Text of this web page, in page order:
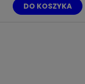
DO KOSZYKA